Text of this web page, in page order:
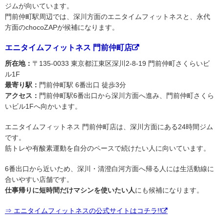
ジムが向いています。
門前仲町駅周辺では、深川方面のエニタイムフィットネスと、永代
方面のchocoZAPが候補になります。
エニタイムフィットネス 門前仲町店
所在地： 〒135-0033 東京都江東区深川2-8-19 門前仲町さくらいビ
ル1F
最寄り駅： 門前仲町駅 6番出口 徒歩3分
アクセス： 門前仲町駅6番出口から深川方面へ進み、門前仲町さくら
いビル1Fへ向かいます。
エニタイムフィットネス 門前仲町店は、深川方面にある24時間ジム
です。
筋トレや有酸素運動を自分のペースで続けたい人に向いています。
6番出口から近いため、深川・清澄白河方面へ帰る人には生活動線に
合いやすい店舗です。
仕事帰りに短時間だけマシンを使いたい人にも候補になります。
⇒ エニタイムフィットネスの公式サイトはコチラ!!